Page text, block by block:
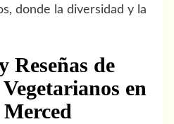
donde la diversidad y la
Reseñas de
en